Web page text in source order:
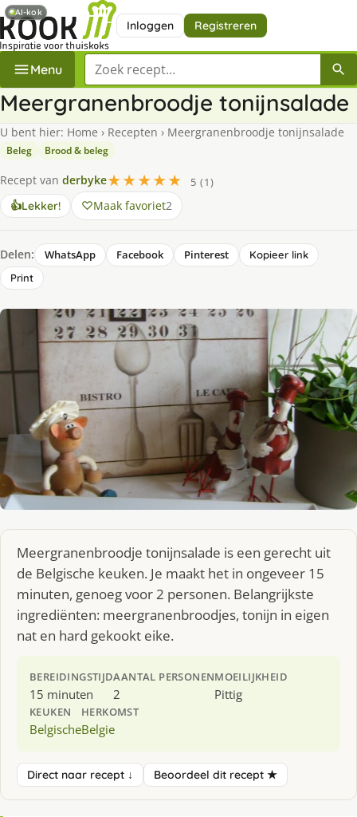
Inloggen Registreren
Menu Zoek een recept
Meergranenbroodje tonijnsalade
U bent hier: Home › Recepten › Meergranenbroodje tonijnsalade
Beleg Brood & beleg
Recept van derbyke★★★★★
5 (1)
👍Lekker! Maak favoriet2
Delen: WhatsApp Facebook Pinterest
Kopieer link
Print
Meergranenbroodje tonijnsalade is een gerecht uit
de Belgische keuken. Je maakt het in ongeveer 15
minuten, genoeg voor 2 personen. Belangrijkste
ingrediënten: meergranenbroodjes, tonijn in eigen
nat en hard gekookt eike.
BEREIDINGSTIJD
15 minuten
AANTAL PERSONEN
2
MOEILIJKHEID
Pittig
KEUKEN
Belgische
HERKOMST
Belgie
Direct naar recept ↓ Beoordeel dit recept ★
AI-kok